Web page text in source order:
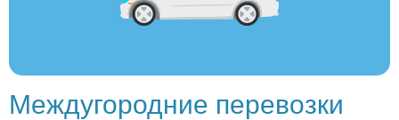
Междугородние перевозки